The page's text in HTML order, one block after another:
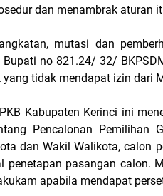
dan menambrak aturan
mutasi dan
Bupati no 821.24/ 32/
tidak mendapat izin dari
Kabupaten Kerinci ini
Pencalonan Pemilihan
dan Wakil Walikota, calon
penetapan pasangan calon.
apabila mendapat